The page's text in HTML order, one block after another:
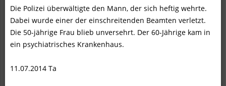
Die Polizei überwältigte den Mann, der sich heftig wehrte.
Dabei wurde einer der einschreitenden Beamten verletzt.
Die 50-jährige Frau blieb unversehrt. Der 60-Jährige kam in
ein psychiatrisches Krankenhaus.
11.07.2014 Ta